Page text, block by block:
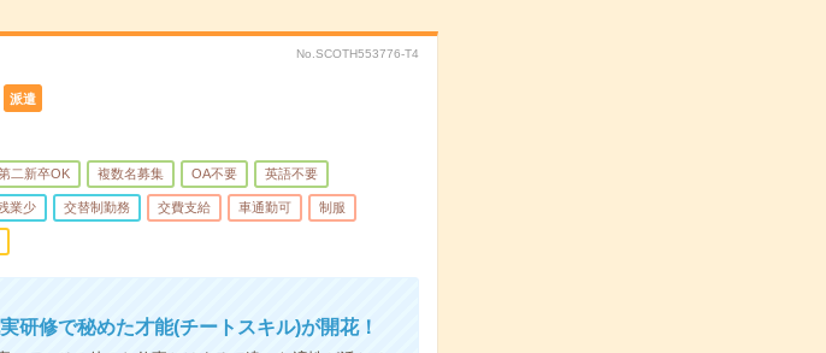
No.SCOTH553776-T4
派遣
二新卒OK 複数名募集 OA不要 英語不要
業少 交替制勤務 交費支給 車通勤可 制服
研修で秘めた才能(チートスキル)が開花！